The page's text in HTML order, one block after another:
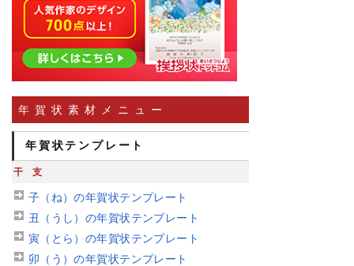
年賀状素材メニュー
年賀状テンプレート
干支
子（ね）の年賀状テンプレート
丑（うし）の年賀状テンプレート
寅（とら）の年賀状テンプレート
卯（う）の年賀状テンプレート